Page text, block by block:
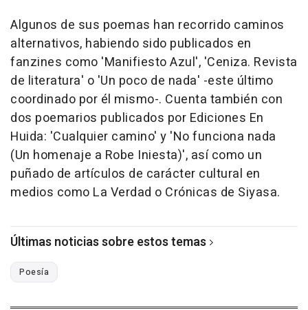
Algunos de sus poemas han recorrido caminos
alternativos, habiendo sido publicados en
fanzines como 'Manifiesto Azul', 'Ceniza. Revista
de literatura' o 'Un poco de nada' -este último
coordinado por él mismo-. Cuenta también con
dos poemarios publicados por Ediciones En
Huida: 'Cualquier camino' y 'No funciona nada
(Un homenaje a Robe Iniesta)', así como un
puñado de artículos de carácter cultural en
medios como La Verdad o Crónicas de Siyasa.
Últimas noticias sobre estos temas
Poesía